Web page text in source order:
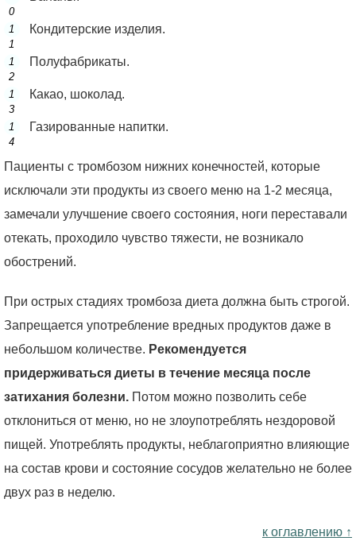
Кондитерские изделия.
Полуфабрикаты.
Какао, шоколад.
Газированные напитки.
Пациенты с тромбозом нижних конечностей, которые
исключали эти продукты из своего меню на 1-2 месяца,
замечали улучшение своего состояния, ноги переставали
отекать, проходило чувство тяжести, не возникало
обострений.
При острых стадиях тромбоза диета должна быть строгой.
Запрещается употребление вредных продуктов даже в
небольшом количестве. Рекомендуется
придерживаться диеты в течение месяца после
затихания болезни. Потом можно позволить себе
отклониться от меню, но не злоупотреблять нездоровой
пищей. Употреблять продукты, неблагоприятно влияющие
на состав крови и состояние сосудов желательно не более
двух раз в неделю.
к оглавлению ↑